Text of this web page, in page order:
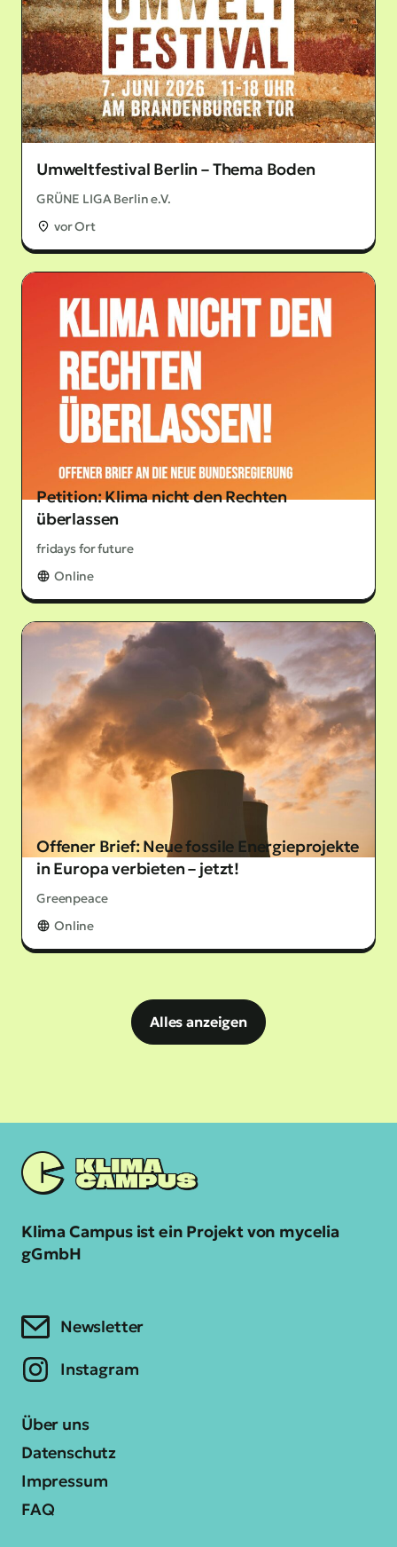
Umweltfestival Berlin – Thema Boden
GRÜNE LIGA Berlin e.V.
vor Ort
Petition: Klima nicht den Rechten
überlassen
fridays for future
Online
Offener Brief: Neue fossile Energieprojekte
in Europa verbieten – jetzt!
Greenpeace
Online
Alles anzeigen
Klima Campus ist ein Projekt von mycelia
gGmbH
Newsletter
Instagram
Über uns
Datenschutz
Impressum
FAQ